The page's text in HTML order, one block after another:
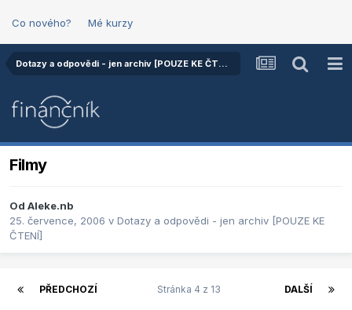
Co nového? Mé kurzy
Dotazy a odpovědi - jen archiv [POUZE KE ČTENÍ]
Filmy
Od Aleke.nb
25. července, 2006 v Dotazy a odpovědi - jen archiv [POUZE KE
ČTENÍ]
PŘEDCHOZÍ DALŠÍ
Stránka 4 z 13